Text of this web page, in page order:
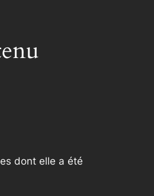
dont elle a été